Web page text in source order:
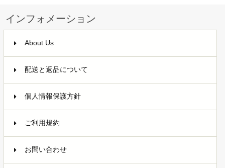
インフォメーション
About Us
配送と返品について
個人情報保護方針
ご利用規約
お問い合わせ